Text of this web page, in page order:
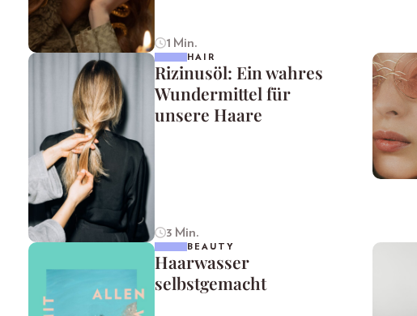
1 Min.
HAIR
Rizinusöl: Ein wahres
Wundermittel für
unsere Haare
3 Min.
BEAUTY
Haarwasser
selbstgemacht